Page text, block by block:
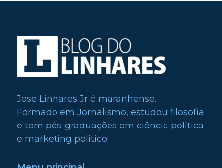
Jose Linhares Jr é maranhense.
Formado em Jornalismo, estudou filosofia
e tem pós-graduações em ciência política
e marketing político.